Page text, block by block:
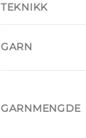
TEKNIKK
GARN
GARNMENGDE